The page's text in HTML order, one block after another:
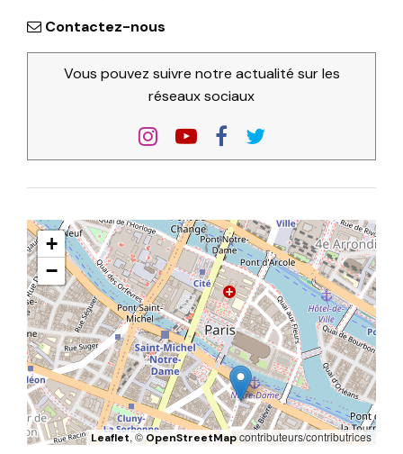
Contactez-nous
Vous pouvez suivre notre actualité sur les
réseaux sociaux
+
−
Leaflet, ©OpenStreetMapcontributeurs/contributrices